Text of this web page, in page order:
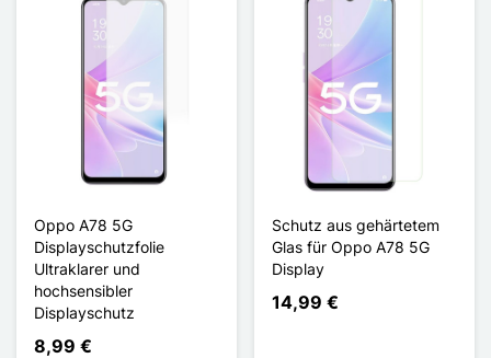
Oppo A78 5G
Displayschutzfolie
Ultraklarer und
hochsensibler
Displayschutz
8,99 €
Schutz aus gehärtetem
Glas für Oppo A78 5G
Display
14,99 €